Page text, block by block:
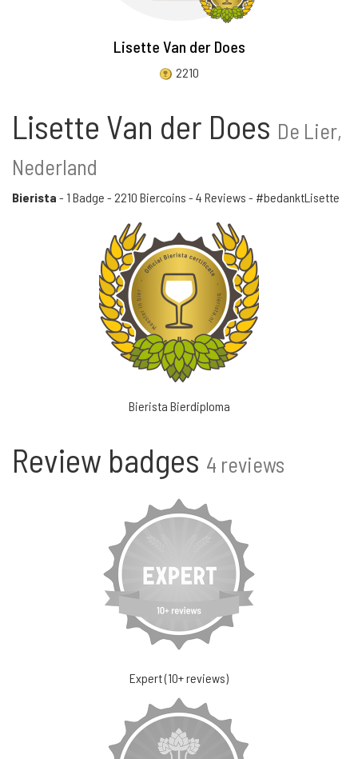
Lisette Van der Does
2210
Lisette Van der Does De Lier,
Nederland
Bierista - 1 Badge - 2210 Biercoins - 4 Reviews - #bedanktLisette
Bierista Bierdiploma
Review badges 4 reviews
Expert (10+ reviews)